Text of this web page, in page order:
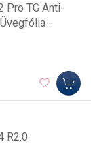
Pro TG Anti-
-
R2.0